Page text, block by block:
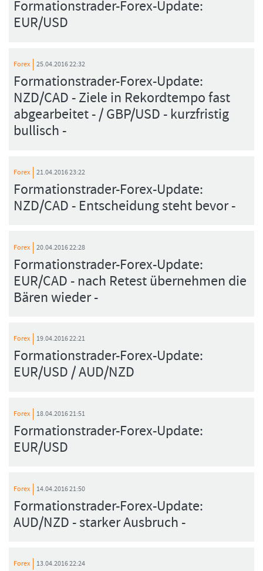
Formationstrader-Forex-Update:
EUR/USD
Forex 25.04.2016 22:32
Formationstrader-Forex-Update:
NZD/CAD - Ziele in Rekordtempo fast
abgearbeitet - / GBP/USD - kurzfristig
bullisch -
Forex 21.04.2016 23:22
Formationstrader-Forex-Update:
NZD/CAD - Entscheidung steht bevor -
Forex 20.04.2016 22:28
Formationstrader-Forex-Update:
EUR/CAD - nach Retest übernehmen die
Bären wieder -
Forex 19.04.2016 22:21
Formationstrader-Forex-Update:
EUR/USD / AUD/NZD
Forex 18.04.2016 21:51
Formationstrader-Forex-Update:
EUR/USD
Forex 14.04.2016 21:50
Formationstrader-Forex-Update:
AUD/NZD - starker Ausbruch -
Forex 13.04.2016 22:24